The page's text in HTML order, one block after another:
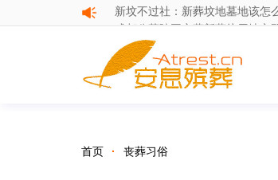
成都公墓陵园安葬新葬坟用地立
新坟不过社：新葬坟地墓地该怎
首页 · 丧葬习俗